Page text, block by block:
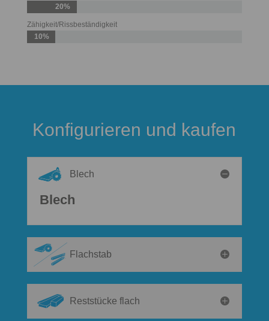
20%
Zähigkeit/Rissbeständigkeit
10%
Konfigurieren und kaufen
Blech
Blech
Flachstab
Reststücke flach